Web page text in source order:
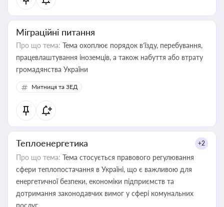
Міграційні питання
Про що тема: Тема охоплює порядок в’їзду, перебування,
працевлаштування іноземців, а також набуття або втрату
громадянства України
Митниця та ЗЕД
Теплоенергетика +2
Про що тема: Тема стосується правового регулювання
сфери теплопостачання в Україні, що є важливою для
енергетичної безпеки, економіки підприємств та
дотримання законодавчих вимог у сфері комунальних
послуг